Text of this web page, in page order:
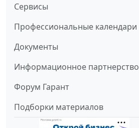
Сервисы
Профессиональные календари
Документы
Информационное партнерство
Форум Гарант
Подборки материалов